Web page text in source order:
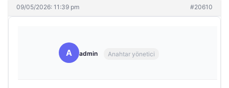
09/05/2026: 11:39 pm #20610
A admin Anahtar yönetici